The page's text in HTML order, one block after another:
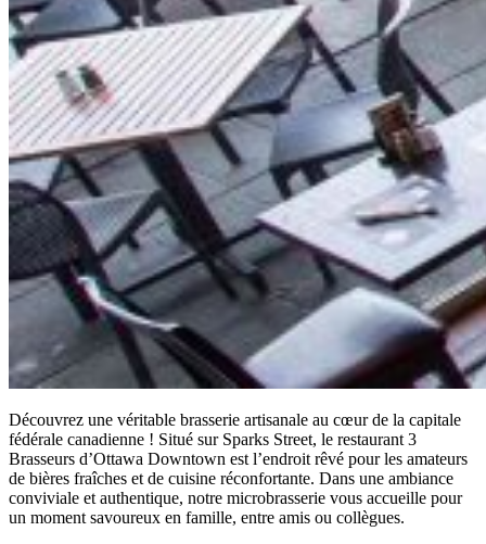
Découvrez une véritable brasserie artisanale au cœur de la capitale
fédérale canadienne ! Situé sur Sparks Street, le restaurant 3
Brasseurs d’Ottawa Downtown est l’endroit rêvé pour les amateurs
de bières fraîches et de cuisine réconfortante. Dans une ambiance
conviviale et authentique, notre microbrasserie vous accueille pour
un moment savoureux en famille, entre amis ou collègues.